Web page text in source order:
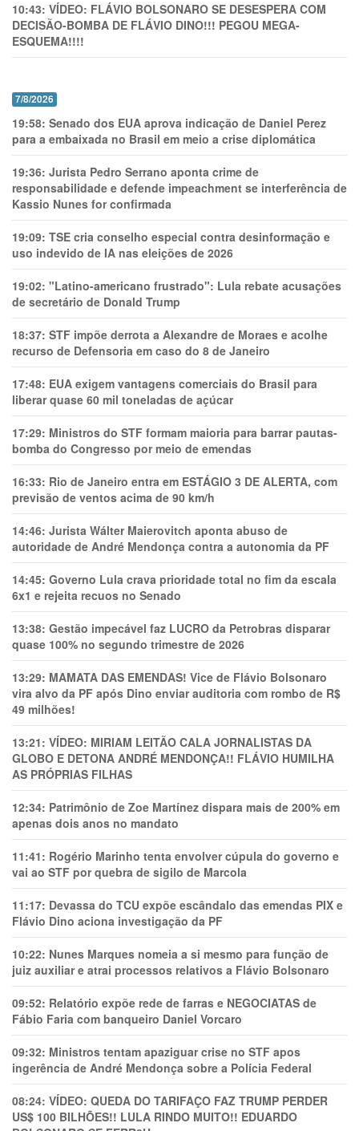
10:43: VÍDEO: FLÁVIO BOLSONARO SE DESESPERA COM
DECISÃO-BOMBA DE FLÁVIO DINO!!! PEGOU MEGA-
ESQUEMA!!!!
7/8/2026
19:58: Senado dos EUA aprova indicação de Daniel Perez
para a embaixada no Brasil em meio a crise diplomática
19:36: Jurista Pedro Serrano aponta crime de
responsabilidade e defende impeachment se interferência de
Kassio Nunes for confirmada
19:09: TSE cria conselho especial contra desinformação e
uso indevido de IA nas eleições de 2026
19:02: "Latino-americano frustrado": Lula rebate acusações
de secretário de Donald Trump
18:37: STF impõe derrota a Alexandre de Moraes e acolhe
recurso de Defensoria em caso do 8 de Janeiro
17:48: EUA exigem vantagens comerciais do Brasil para
liberar quase 60 mil toneladas de açúcar
17:29: Ministros do STF formam maioria para barrar pautas-
bomba do Congresso por meio de emendas
16:33: Rio de Janeiro entra em ESTÁGIO 3 DE ALERTA, com
previsão de ventos acima de 90 km/h
14:46: Jurista Wálter Maierovitch aponta abuso de
autoridade de André Mendonça contra a autonomia da PF
14:45: Governo Lula crava prioridade total no fim da escala
6x1 e rejeita recuos no Senado
13:38: Gestão impecável faz LUCRO da Petrobras disparar
quase 100% no segundo trimestre de 2026
13:29: MAMATA DAS EMENDAS! Vice de Flávio Bolsonaro
vira alvo da PF após Dino enviar auditoria com rombo de R$
49 milhões!
13:21: VÍDEO: MIRIAM LEITÃO CALA JORNALISTAS DA
GLOBO E DETONA ANDRÉ MENDONÇA!! FLÁVIO HUMILHA
AS PRÓPRIAS FILHAS
12:34: Patrimônio de Zoe Martínez dispara mais de 200% em
apenas dois anos no mandato
11:41: Rogério Marinho tenta envolver cúpula do governo e
vai ao STF por quebra de sigilo de Marcola
11:17: Devassa do TCU expõe escândalo das emendas PIX e
Flávio Dino aciona investigação da PF
10:22: Nunes Marques nomeia a si mesmo para função de
juiz auxiliar e atrai processos relativos a Flávio Bolsonaro
09:52: Relatório expõe rede de farras e NEGOCIATAS de
Fábio Faria com banqueiro Daniel Vorcaro
09:32: Ministros tentam apaziguar crise no STF apos
ingerência de André Mendonça sobre a Polícia Federal
08:24: VÍDEO: QUEDA DO TARIFAÇO FAZ TRUMP PERDER
US$ 100 BILHÕES!! LULA RINDO MUITO!! EDUARDO